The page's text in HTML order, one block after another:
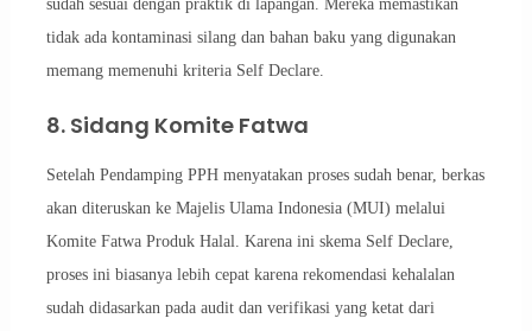
sudah sesuai dengan praktik di lapangan. Mereka memastikan
tidak ada kontaminasi silang dan bahan baku yang digunakan
memang memenuhi kriteria Self Declare.
8. Sidang Komite Fatwa
Setelah Pendamping PPH menyatakan proses sudah benar, berkas
akan diteruskan ke Majelis Ulama Indonesia (MUI) melalui
Komite Fatwa Produk Halal. Karena ini skema Self Declare,
proses ini biasanya lebih cepat karena rekomendasi kehalalan
sudah didasarkan pada audit dan verifikasi yang ketat dari